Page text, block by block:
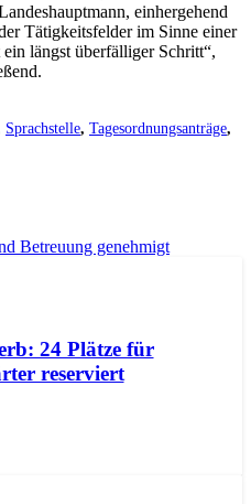
einhergehend
Tätigkeitsfelder im Sinne einer
längst überfälliger Schritt“,
Sprachstelle, Tagesordnungsanträge,
Betreuung genehmigt
24 Plätze für
reserviert